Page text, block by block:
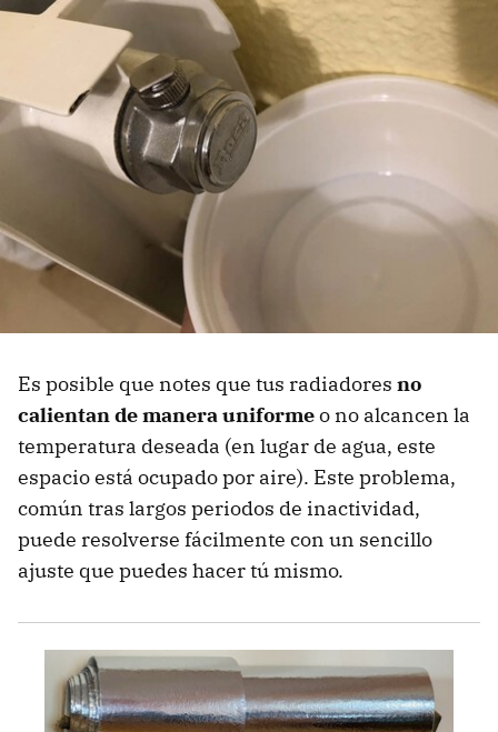
Es posible que notes que tus radiadores no
calientan de manera uniformeo no alcancen la
temperatura deseada (en lugar de agua, este
espacio está ocupado por aire). Este problema,
común tras largos periodos de inactividad,
puede resolverse fácilmente con un sencillo
ajuste que puedes hacer tú mismo.